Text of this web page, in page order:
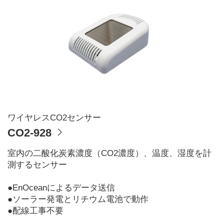
ワイヤレスCO2センサー
CO2-928
室内の二酸化炭素濃度（CO2濃度）、温度、湿度を計
測するセンサー
●EnOceanによるデータ送信
●ソーラー発電とリチウム電池で動作
●配線工事不要